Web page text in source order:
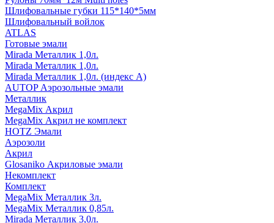
Шлифовальные губки 115*140*5мм
Шлифовальный войлок
ATLAS
Готовые эмали
Mirada Металлик 1,0л.
Mirada Металлик 1,0л.
Mirada Металлик 1,0л. (индекс А)
AUTOP Аэрозольные эмали
Металлик
MegaMix Акрил
MegaMix Акрил не комплект
HOTZ Эмали
Аэрозоли
Акрил
Glosaniko Акриловые эмали
Некомплект
Комплект
MegaMix Металлик 3л.
MegaMix Металлик 0,85л.
Mirada Металлик 3,0л.